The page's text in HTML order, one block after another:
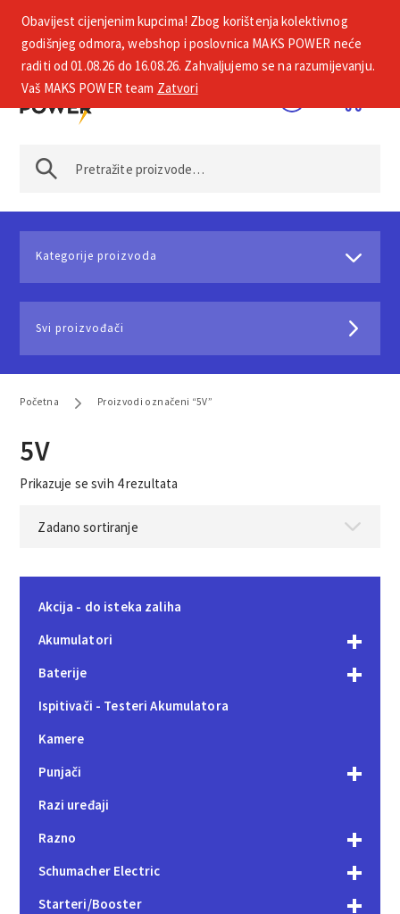
+385 1 2002 575
Kategorije proizvoda
Svi proizvođači
Početna Proizvodi označeni “5V”
5V
Prikazuje se svih 4 rezultata
Akcija - do isteka zaliha
Akumulatori
Baterije
Ispitivači - Testeri Akumulatora
Kamere
Punjači
Razi uređaji
Razno
Schumacher Electric
Starteri/Booster
Obavijest cijenjenim kupcima! Zbog korištenja kolektivnog
godišnjeg odmora, webshop i poslovnica MAKS POWER neće
raditi od 01.08.26 do 16.08.26. Zahvaljujemo se na razumijevanju.
Vaš MAKS POWER team Zatvori